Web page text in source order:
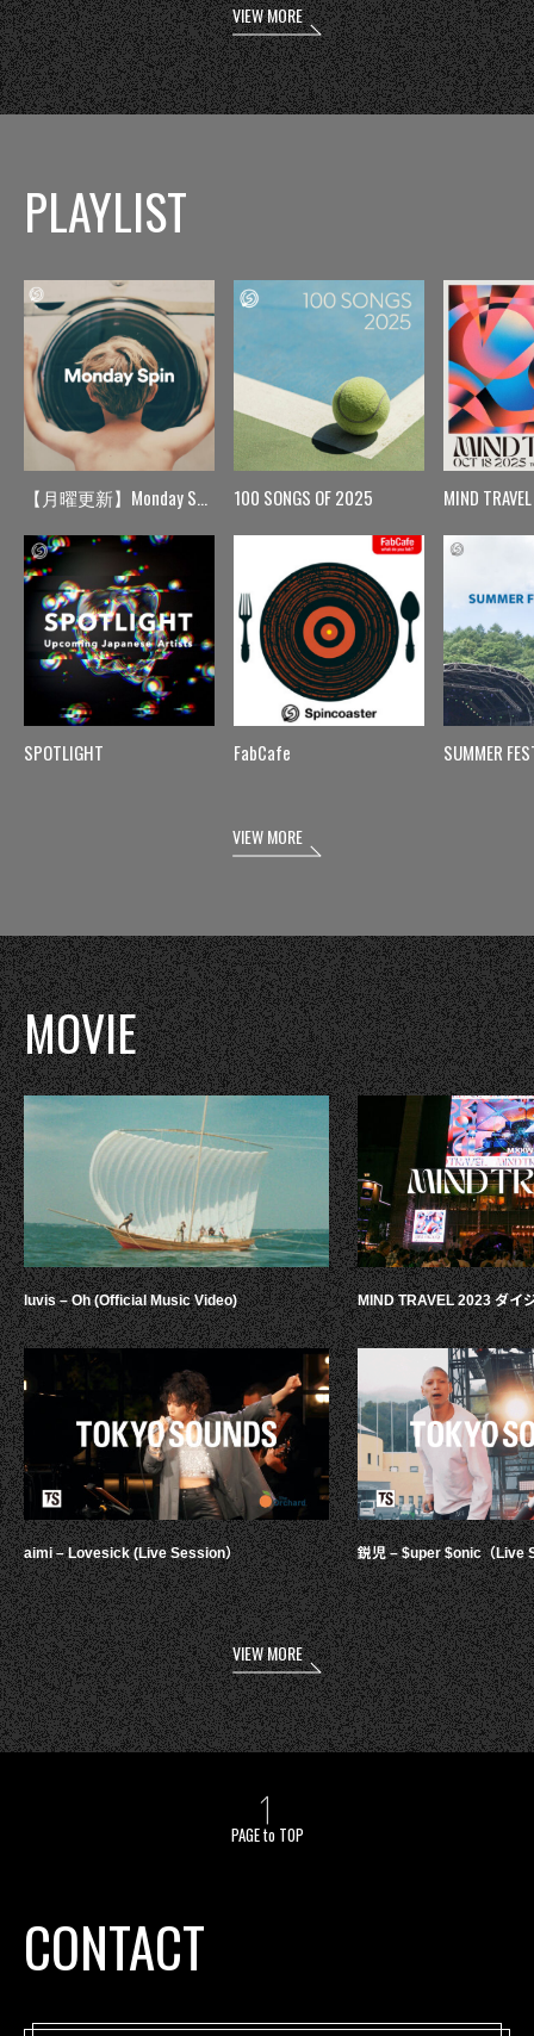
VIEW MORE
PLAYLIST
【月曜更新】Monday Spin
SPOTLIGHT
100 SONGS OF 2025
FabCafe
MIND TRAVEL
SUMMER
VIEW MORE
MOVIE
luvis – Oh (Official Music Video)
aimi – Lovesick (Live Session）
MIND TRAVEL 2023 ダイ
鋭児 – $uper $onic（Live
VIEW MORE
PAGE to TOP
CONTACT